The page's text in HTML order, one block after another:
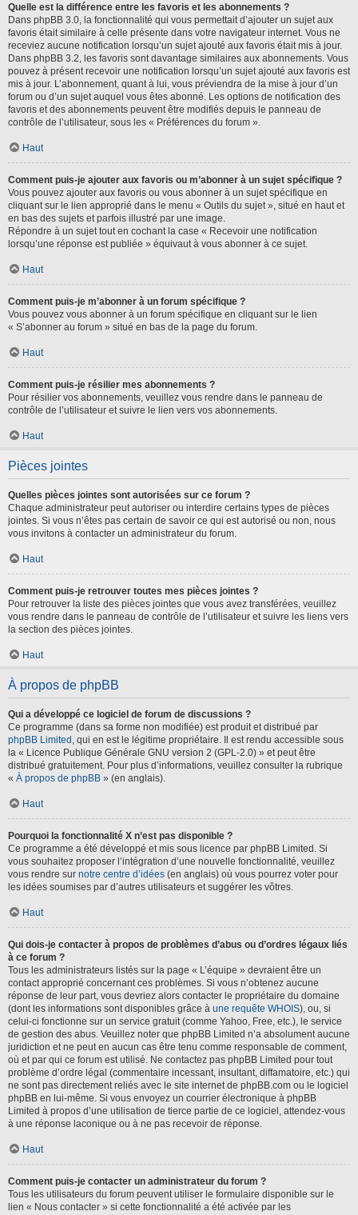
Quelle est la différence entre les favoris et les abonnements ?
Dans phpBB 3.0, la fonctionnalité qui vous permettait d’ajouter un sujet aux
favoris était similaire à celle présente dans votre navigateur internet. Vous ne
receviez aucune notification lorsqu’un sujet ajouté aux favoris était mis à jour.
Dans phpBB 3.2, les favoris sont davantage similaires aux abonnements. Vous
pouvez à présent recevoir une notification lorsqu’un sujet ajouté aux favoris est
mis à jour. L’abonnement, quant à lui, vous préviendra de la mise à jour d’un
forum ou d’un sujet auquel vous êtes abonné. Les options de notification des
favoris et des abonnements peuvent être modifiés depuis le panneau de
contrôle de l’utilisateur, sous les « Préférences du forum ».
Haut
Comment puis-je ajouter aux favoris ou m’abonner à un sujet spécifique ?
Vous pouvez ajouter aux favoris ou vous abonner à un sujet spécifique en
cliquant sur le lien approprié dans le menu « Outils du sujet », situé en haut et
en bas des sujets et parfois illustré par une image.
Répondre à un sujet tout en cochant la case « Recevoir une notification
lorsqu’une réponse est publiée » équivaut à vous abonner à ce sujet.
Haut
Comment puis-je m’abonner à un forum spécifique ?
Vous pouvez vous abonner à un forum spécifique en cliquant sur le lien
« S’abonner au forum » situé en bas de la page du forum.
Haut
Comment puis-je résilier mes abonnements ?
Pour résilier vos abonnements, veuillez vous rendre dans le panneau de
contrôle de l’utilisateur et suivre le lien vers vos abonnements.
Haut
Pièces jointes
Quelles pièces jointes sont autorisées sur ce forum ?
Chaque administrateur peut autoriser ou interdire certains types de pièces
jointes. Si vous n’êtes pas certain de savoir ce qui est autorisé ou non, nous
vous invitons à contacter un administrateur du forum.
Haut
Comment puis-je retrouver toutes mes pièces jointes ?
Pour retrouver la liste des pièces jointes que vous avez transférées, veuillez
vous rendre dans le panneau de contrôle de l’utilisateur et suivre les liens vers
la section des pièces jointes.
Haut
À propos de phpBB
Qui a développé ce logiciel de forum de discussions ?
Ce programme (dans sa forme non modifiée) est produit et distribué par
phpBB Limited , qui en est le légitime propriétaire. Il est rendu accessible sous
la « Licence Publique Générale GNU version 2 (GPL-2.0) » et peut être
distribué gratuitement. Pour plus d’informations, veuillez consulter la rubrique
« À propos de phpBB » (en anglais).
Haut
Pourquoi la fonctionnalité X n’est pas disponible ?
Ce programme a été développé et mis sous licence par phpBB Limited. Si
vous souhaitez proposer l’intégration d’une nouvelle fonctionnalité, veuillez
vous rendre sur notre centre d’idées (en anglais) où vous pourrez voter pour
les idées soumises par d’autres utilisateurs et suggérer les vôtres.
Haut
Qui dois-je contacter à propos de problèmes d’abus ou d’ordres légaux liés
à ce forum ?
Tous les administrateurs listés sur la page « L’équipe » devraient être un
contact approprié concernant ces problèmes. Si vous n’obtenez aucune
réponse de leur part, vous devriez alors contacter le propriétaire du domaine
(dont les informations sont disponibles grâce à une requête WHOIS), ou, si
celui-ci fonctionne sur un service gratuit (comme Yahoo, Free, etc.), le service
de gestion des abus. Veuillez noter que phpBB Limited n’a absolument aucune
juridiction et ne peut en aucun cas être tenu comme responsable de comment,
où et par qui ce forum est utilisé. Ne contactez pas phpBB Limited pour tout
problème d’ordre légal (commentaire incessant, insultant, diffamatoire, etc.) qui
ne sont pas directement reliés avec le site internet de phpBB.com ou le logiciel
phpBB en lui-même. Si vous envoyez un courrier électronique à phpBB
Limited à propos d’une utilisation de tierce partie de ce logiciel, attendez-vous
à une réponse laconique ou à ne pas recevoir de réponse.
Haut
Comment puis-je contacter un administrateur du forum ?
Tous les utilisateurs du forum peuvent utiliser le formulaire disponible sur le
lien « Nous contacter » si cette fonctionnalité a été activée par les